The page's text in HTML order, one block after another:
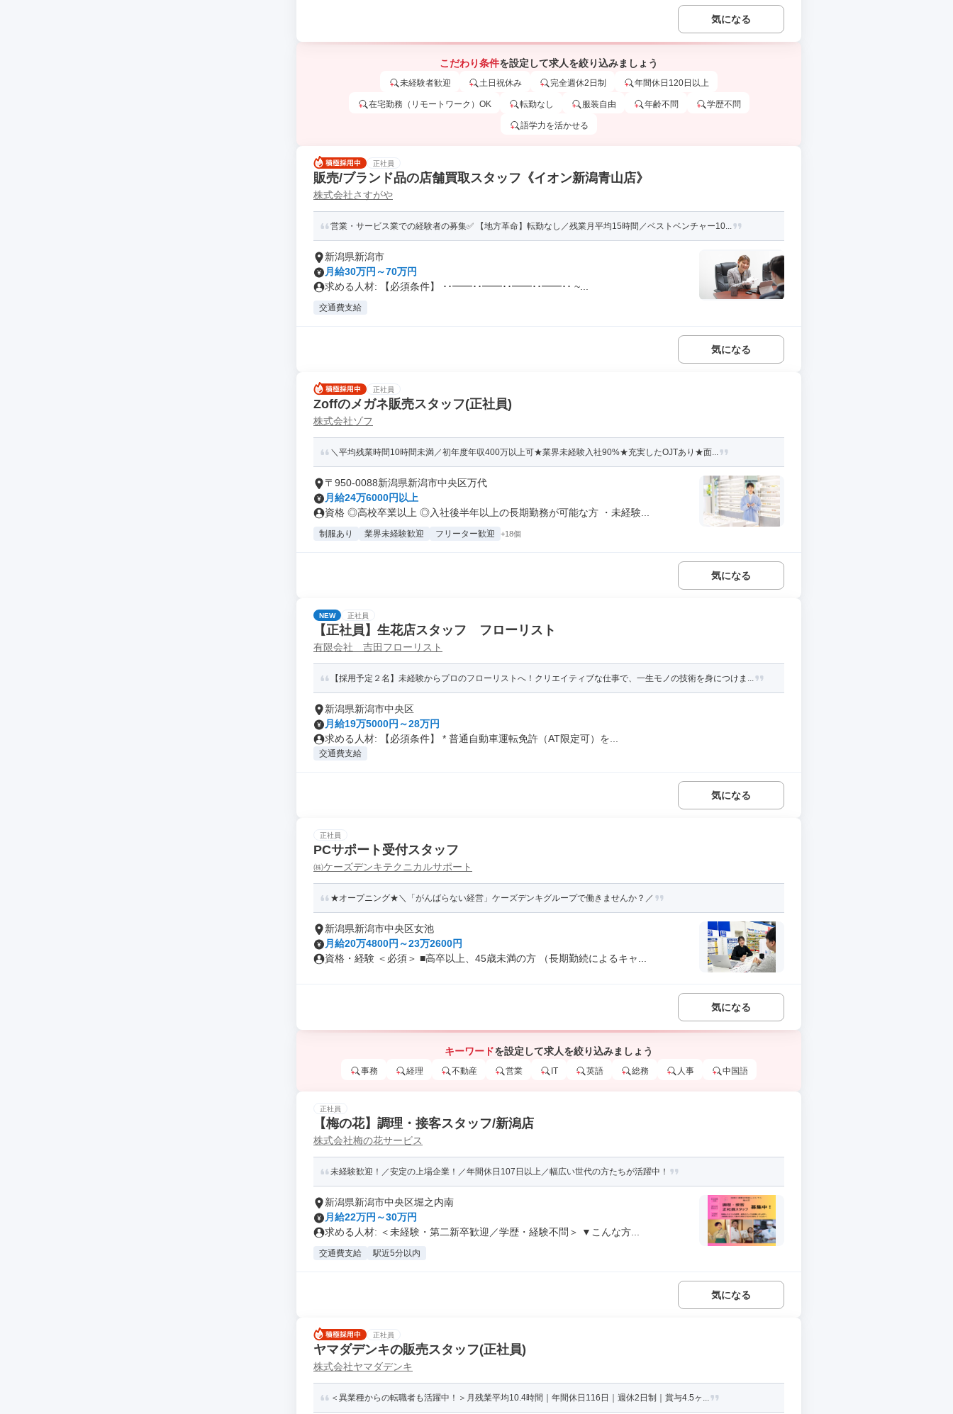
気になる
こだわり条件を設定して求人を絞り込みましょう
未経験者歓迎 土日祝休み 完全週休2日制 年間休日120日以上
在宅勤務（リモートワーク）OK 転勤なし 服装自由 年齢不問 学歴不問
語学力を活かせる
正社員
販売/ブランド品の店舗買取スタッフ《イオン新潟青山店》
株式会社さすがや
営業・サービス業での経験者の募集✅ 【地方革命】転勤なし／残業月平均15時間／ベストベンチャー10...
新潟県新潟市
月給30万円～70万円
求める人材: 【必須条件】 ･･━━･･━━･･━━･･━━･･ ~...
交通費支給
気になる
正社員
Zoffのメガネ販売スタッフ(正社員)
株式会社ゾフ
＼平均残業時間10時間未満／初年度年収400万以上可★業界未経験入社90%★充実したOJTあり★面...
〒950-0088新潟県新潟市中央区万代
月給24万6000円以上
資格 ◎高校卒業以上 ◎入社後半年以上の長期勤務が可能な方 ・未経験...
制服あり 業界未経験歓迎 フリーター歓迎 +18個
気になる
NEW 正社員
【正社員】生花店スタッフ フローリスト
有限会社 吉田フローリスト
【採用予定２名】未経験からプロのフローリストへ！クリエイティブな仕事で、一生モノの技術を身につけま...
新潟県新潟市中央区
月給19万5000円～28万円
求める人材: 【必須条件】 * 普通自動車運転免許（AT限定可）を...
交通費支給
気になる
正社員
PCサポート受付スタッフ
㈱ケーズデンキテクニカルサポート
★オープニング★＼「がんばらない経営」ケーズデンキグループで働きませんか？／
新潟県新潟市中央区女池
月給20万4800円～23万2600円
資格・経験 ＜必須＞ ■高卒以上、45歳未満の方 （長期勤続によるキャ...
気になる
キーワードを設定して求人を絞り込みましょう
事務 経理 不動産 営業 IT 英語 総務 人事 中国語
正社員
【梅の花】調理・接客スタッフ/新潟店
株式会社梅の花サービス
未経験歓迎！／安定の上場企業！／年間休日107日以上／幅広い世代の方たちが活躍中！
新潟県新潟市中央区堀之内南
月給22万円～30万円
求める人材: ＜未経験・第二新卒歓迎／学歴・経験不問＞ ▼こんな方...
交通費支給 駅近5分以内
気になる
正社員
ヤマダデンキの販売スタッフ(正社員)
株式会社ヤマダデンキ
＜異業種からの転職者も活躍中！＞月残業平均10.4時間｜年間休日116日｜週休2日制｜賞与4.5ヶ...